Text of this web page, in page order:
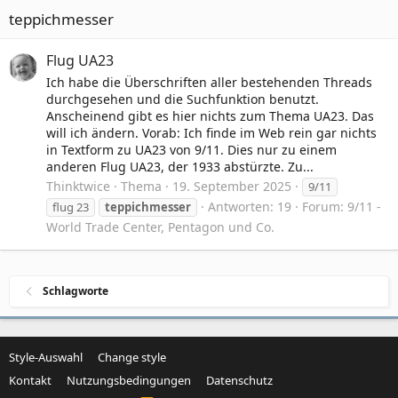
teppichmesser
Flug UA23
Ich habe die Überschriften aller bestehenden Threads
durchgesehen und die Suchfunktion benutzt.
Anscheinend gibt es hier nichts zum Thema UA23. Das
will ich ändern. Vorab: Ich finde im Web rein gar nichts
in Textform zu UA23 von 9/11. Dies nur zu einem
anderen Flug UA23, der 1933 abstürzte. Zu...
Thinktwice
Thema 19. September 2025
9/11
flug 23
teppichmesser Antworten: 19 Forum: 9/11 -
World Trade Center, Pentagon und Co.
Schlagworte
Style-Auswahl
Change style
Kontakt
Nutzungsbedingungen
Datenschutz